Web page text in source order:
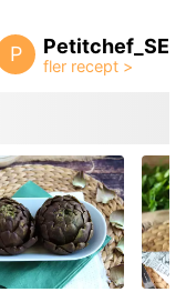
P Petitchef_SE